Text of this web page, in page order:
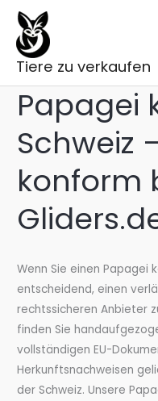
Zum
Inhalt
springen
Tiere zu verkaufen
Papagei
Schweiz
konform
Wenn Sie einen Papagei
entscheidend, einen
rechtssicheren Anbieter
finden Sie
vollständigen EU-
Herkunftsnachweisen
der Schweiz. Unsere